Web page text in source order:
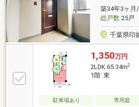
施設も魅力+＋室内大変綺麗にお
をご見学ください！
築34年3ヶ月
総戸数25戸
千葉県印
1,350万円
2LDK 65.34m2
1階 東
駐車場あり 専用庭